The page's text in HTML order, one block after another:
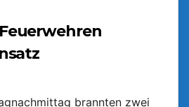
brannten zwei